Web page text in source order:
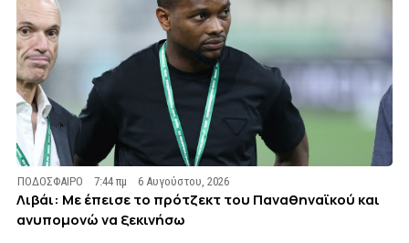
ΠΟΔΟΣΦΑΙΡΟ 7:44 πμ 6 Αυγούστου, 2026
Λιβάι: Με έπεισε το πρότζεκτ του Παναθηναϊκού και
ανυπομονώ να ξεκινήσω